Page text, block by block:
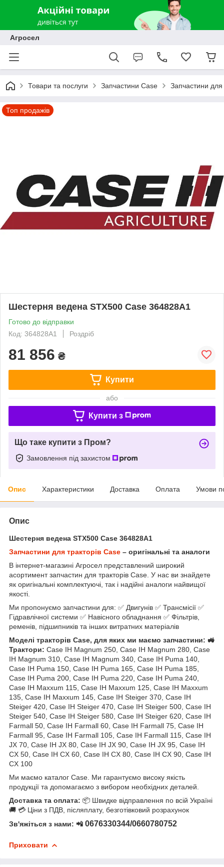
Агросел
Товари та послуги Запчастини Case Запчастини для
Топ продажів
Шестерня ведена STX500 Case 364828A1
Готово до відправки
Код: 364828A1
Роздріб
81 856 ₴
Купити
або
Купити з
Що таке купити з Пром?
Замовлення під захистом
Опис Характеристики Доставка Оплата Умови
Опис
Шестерня ведена STX500 Case 364828A1
Запчастини для тракторів Case – оригінальні та аналоги
В інтернет-магазині Агросел представлений широкий
асортимент запчастин для тракторів Case. У нас ви знайдете
як оригінальні комплектуючі, так і надійні аналоги найвищої
якості.
Ми пропонуємо запчастини для: ✅ Двигунів ✅ Трансмісії ✅
Гідравлічної системи ✅ Навісного обладнання ✅ Фільтрів,
ременів, підшипників та інших витратних матеріалів
Моделі тракторів Case, для яких ми маємо запчастини: 🚜
Трактори: Case IH Magnum 250, Case IH Magnum 280, Case
IH Magnum 310, Case IH Magnum 340, Case IH Puma 140,
Case IH Puma 150, Case IH Puma 165, Case IH Puma 185,
Case IH Puma 200, Case IH Puma 220, Case IH Puma 240,
Case IH Maxxum 115, Case IH Maxxum 125, Case IH Maxxum
135, Case IH Maxxum 145, Case IH Steiger 370, Case IH
Steiger 420, Case IH Steiger 470, Case IH Steiger 500, Case IH
Steiger 540, Case IH Steiger 580, Case IH Steiger 620, Case IH
Farmall 50, Case IH Farmall 60, Case IH Farmall 75, Case IH
Farmall 95, Case IH Farmall 105, Case IH Farmall 115, Case IH
JX 70, Case IH JX 80, Case IH JX 90, Case IH JX 95, Case IH
CX 50, Case IH CX 60, Case IH CX 80, Case IH CX 90, Case IH
CX 100
Ми маємо каталог Case. Ми гарантуємо високу якість
продукції та допомагаємо з вибором необхідних деталей.
Доставка та оплата: 📦 Швидке відправлення по всій Україні
🚚 💳 Ціни з ПДВ, післяплату, безготівковий розрахунок
Зв'яжіться з нами: 📲 0676330344/0660780752
Приховати